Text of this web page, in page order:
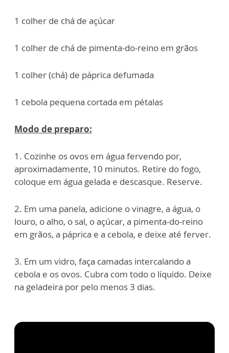
1 colher de chá de açúcar
1 colher de chá de pimenta-do-reino em grãos
1 colher (chá) de páprica defumada
1 cebola pequena cortada em pétalas
Modo de preparo:
1. Cozinhe os ovos em água fervendo por,
aproximadamente, 10 minutos. Retire do fogo,
coloque em água gelada e descasque. Reserve.
2. Em uma panela, adicione o vinagre, a água, o
louro, o alho, o sal, o açúcar, a pimenta-do-reino
em grãos, a páprica e a cebola, e deixe até ferver.
3. Em um vidro, faça camadas intercalando a
cebola e os ovos. Cubra com todo o líquido. Deixe
na geladeira por pelo menos 3 dias.